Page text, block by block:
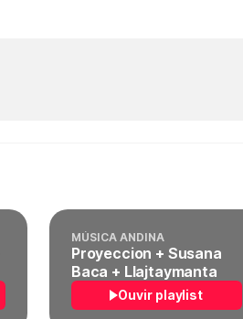
MÚSICA ANDINA
Proyeccion + Susana
Baca + Llajtaymanta
Ouvir playlist